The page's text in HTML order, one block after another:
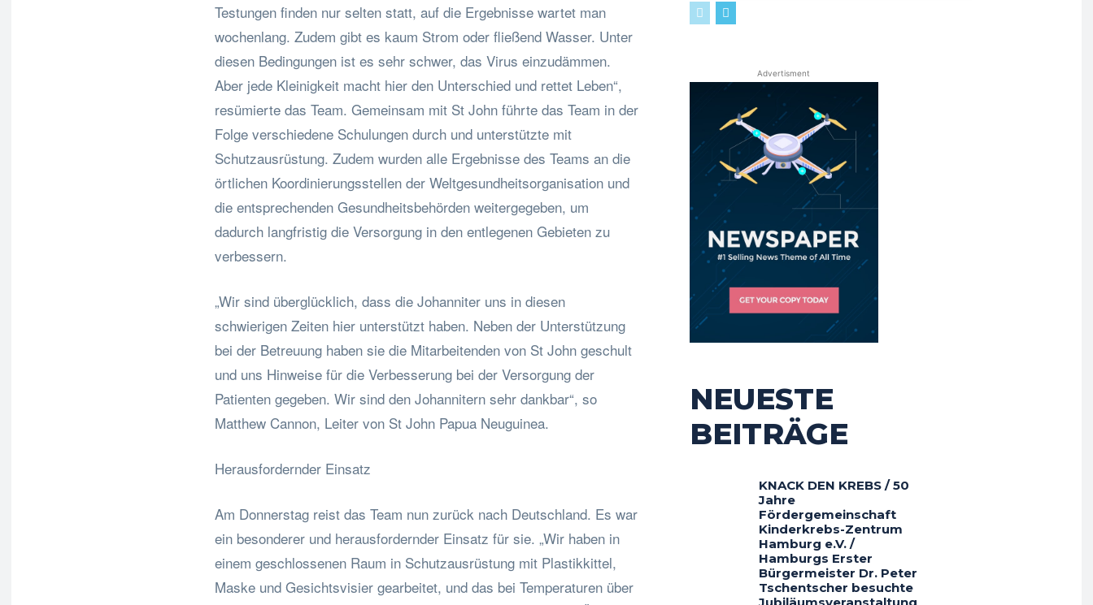
Testungen finden nur selten statt, auf die Ergebnisse wartet man
wochenlang. Zudem gibt es kaum Strom oder fließend Wasser. Unter
diesen Bedingungen ist es sehr schwer, das Virus einzudämmen.
Aber jede Kleinigkeit macht hier den Unterschied und rettet Leben“,
resümierte das Team. Gemeinsam mit St John führte das Team in der
Folge verschiedene Schulungen durch und unterstützte mit
Schutzausrüstung. Zudem wurden alle Ergebnisse des Teams an die
örtlichen Koordinierungsstellen der Weltgesundheitsorganisation und
die entsprechenden Gesundheitsbehörden weitergegeben, um
dadurch langfristig die Versorgung in den entlegenen Gebieten zu
verbessern.
„Wir sind überglücklich, dass die Johanniter uns in diesen
schwierigen Zeiten hier unterstützt haben. Neben der Unterstützung
bei der Betreuung haben sie die Mitarbeitenden von St John geschult
und uns Hinweise für die Verbesserung bei der Versorgung der
Patienten gegeben. Wir sind den Johannitern sehr dankbar“, so
Matthew Cannon, Leiter von St John Papua Neuguinea.
Herausfordernder Einsatz
Am Donnerstag reist das Team nun zurück nach Deutschland. Es war
ein besonderer und herausfordernder Einsatz für sie. „Wir haben in
einem geschlossenen Raum in Schutzausrüstung mit Plastikkittel,
Maske und Gesichtsvisier gearbeitet, und das bei Temperaturen über
Advertisment
NEUESTE
BEITRÄGE
KNACK DEN KREBS / 50
Jahre
Fördergemeinschaft
Kinderkrebs-Zentrum
Hamburg e.V. /
Hamburgs Erster
Bürgermeister Dr. Peter
Tschentscher besuchte
Jubiläumsveranstaltung